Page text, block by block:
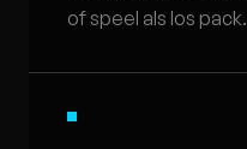
of speel als los pack.